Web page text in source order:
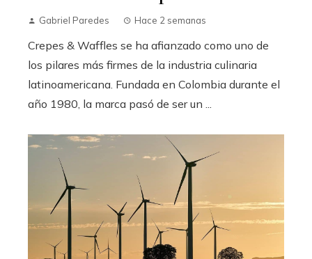
Gabriel Paredes Hace 2 semanas
Crepes & Waffles se ha afianzado como uno de
los pilares más firmes de la industria culinaria
latinoamericana. Fundada en Colombia durante el
año 1980, la marca pasó de ser un ...